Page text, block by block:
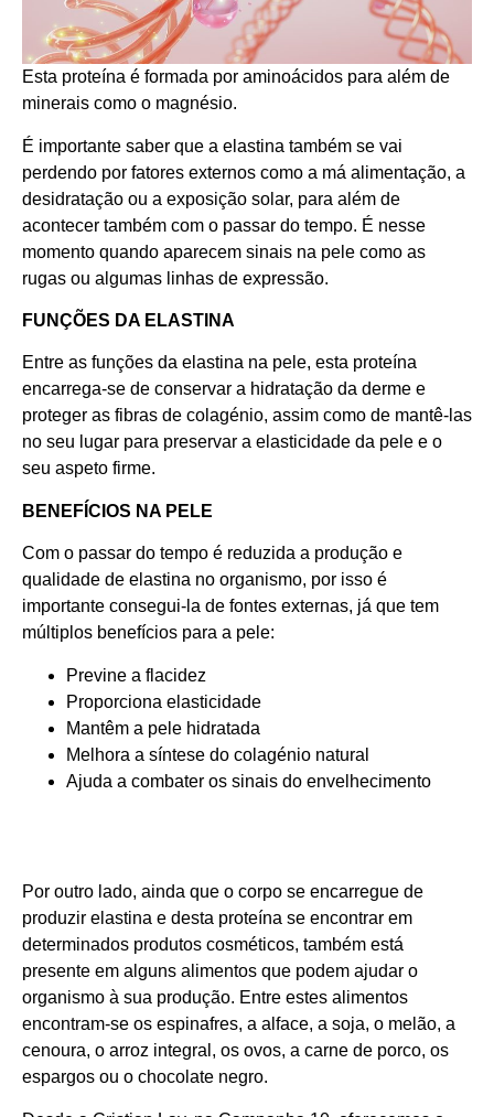
Esta proteína é formada por aminoácidos para além de
minerais como o magnésio.
É importante saber que a elastina também se vai
perdendo por fatores externos como a má alimentação, a
desidratação ou a exposição solar, para além de
acontecer também com o passar do tempo. É nesse
momento quando aparecem sinais na pele como as
rugas ou algumas linhas de expressão.
FUNÇÕES DA ELASTINA
Entre as funções da elastina na pele, esta proteína
encarrega-se de conservar a hidratação da derme e
proteger as fibras de colagénio, assim como de mantê-las
no seu lugar para preservar a elasticidade da pele e o
seu aspeto firme.
BENEFÍCIOS NA PELE
Com o passar do tempo é reduzida a produção e
qualidade de elastina no organismo, por isso é
importante consegui-la de fontes externas, já que tem
múltiplos benefícios para a pele:
Previne a flacidez
Proporciona elasticidade
Mantêm a pele hidratada
Melhora a síntese do colagénio natural
Ajuda a combater os sinais do envelhecimento
Por outro lado, ainda que o corpo se encarregue de
produzir elastina e desta proteína se encontrar em
determinados produtos cosméticos, também está
presente em alguns alimentos que podem ajudar o
organismo à sua produção. Entre estes alimentos
encontram-se os espinafres, a alface, a soja, o melão, a
cenoura, o arroz integral, os ovos, a carne de porco, os
espargos ou o chocolate negro.